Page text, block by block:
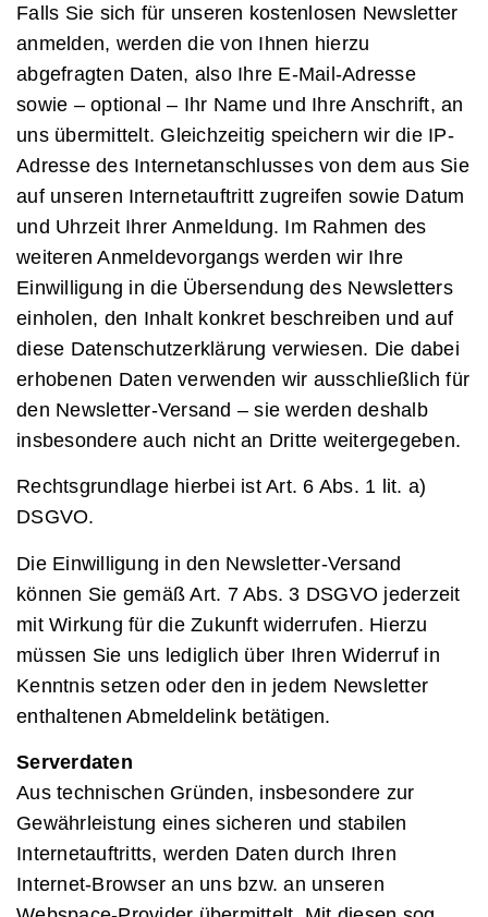
Falls Sie sich für unseren kostenlosen Newsletter
anmelden, werden die von Ihnen hierzu
abgefragten Daten, also Ihre E-Mail-Adresse
sowie – optional – Ihr Name und Ihre Anschrift, an
uns übermittelt. Gleichzeitig speichern wir die IP-
Adresse des Internetanschlusses von dem aus Sie
auf unseren Internetauftritt zugreifen sowie Datum
und Uhrzeit Ihrer Anmeldung. Im Rahmen des
weiteren Anmeldevorgangs werden wir Ihre
Einwilligung in die Übersendung des Newsletters
einholen, den Inhalt konkret beschreiben und auf
diese Datenschutzerklärung verwiesen. Die dabei
erhobenen Daten verwenden wir ausschließlich für
den Newsletter-Versand – sie werden deshalb
insbesondere auch nicht an Dritte weitergegeben.
Rechtsgrundlage hierbei ist Art. 6 Abs. 1 lit. a)
DSGVO.
Die Einwilligung in den Newsletter-Versand
können Sie gemäß Art. 7 Abs. 3 DSGVO jederzeit
mit Wirkung für die Zukunft widerrufen. Hierzu
müssen Sie uns lediglich über Ihren Widerruf in
Kenntnis setzen oder den in jedem Newsletter
enthaltenen Abmeldelink betätigen.
Serverdaten
Aus technischen Gründen, insbesondere zur
Gewährleistung eines sicheren und stabilen
Internetauftritts, werden Daten durch Ihren
Internet-Browser an uns bzw. an unseren